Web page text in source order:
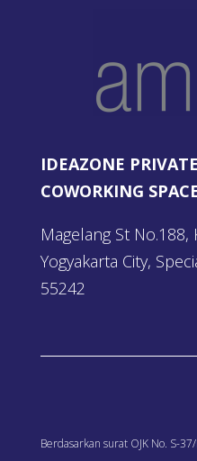
IDEAZONE
COWORKING
Magelang St No.188,
Yogyakarta City,
55242
Berdasarkan surat OJK No. S-